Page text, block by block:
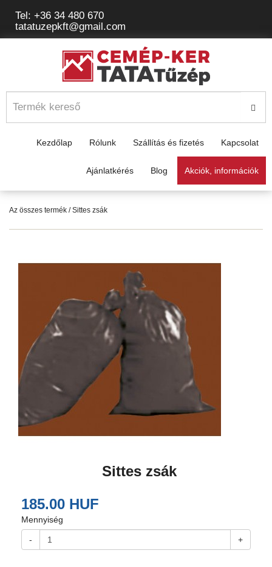
Tel: +36 34 480 670
tatatuzepkft@gmail.com
Kezdőlap Rólunk Szállítás és fizetés Kapcsolat
Ajánlatkérés Blog Akciók, információk
Az összes termék / Sittes zsák
Sittes zsák
185.00 HUF
Mennyiség
- +